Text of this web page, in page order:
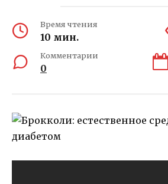
Время чтения
10 мин.
Комментарии
0